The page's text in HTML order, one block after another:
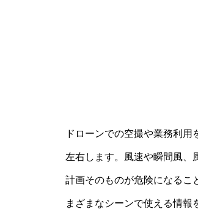
ドローンでの空撮や業務利
左右します。風速や瞬間風、
計画そのものが危険になるこ
まざまなシーンで使える情